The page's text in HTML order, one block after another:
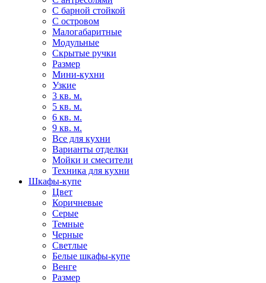
С барной стойкой
С островом
Малогабаритные
Модульные
Скрытые ручки
Размер
Мини-кухни
Узкие
3 кв. м.
5 кв. м.
6 кв. м.
9 кв. м.
Все для кухни
Варианты отделки
Мойки и смесители
Техника для кухни
Шкафы-купе
Цвет
Коричневые
Серые
Темные
Черные
Светлые
Белые шкафы-купе
Венге
Размер